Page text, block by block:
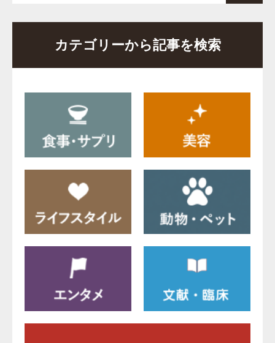
カテゴリーから記事を検索